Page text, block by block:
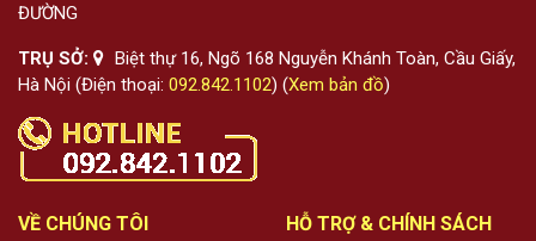
ĐƯỜNG
TRỤ SỞ:
Biệt thự 16, Ngõ 168 Nguyễn Khánh Toàn, Cầu Giấy,
Hà Nội (Điện thoại: 092.842.1102) (Xem bản đồ)
VỀ CHÚNG TÔI HỖ TRỢ & CHÍNH SÁCH